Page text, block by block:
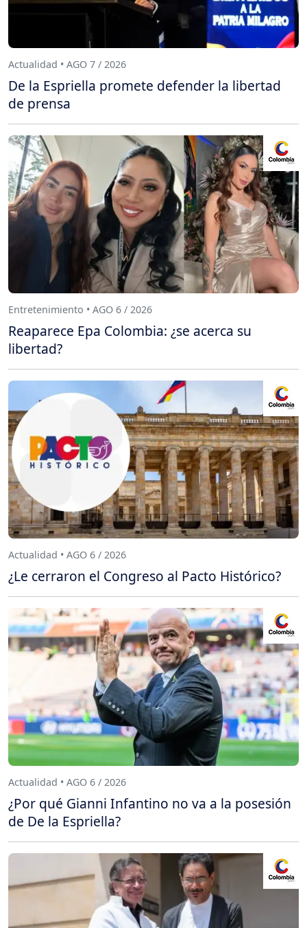
Actualidad • AGO 7 / 2026
De la Espriella promete defender la libertad
de prensa
Entretenimiento • AGO 6 / 2026
Reaparece Epa Colombia: ¿se acerca su
libertad?
Actualidad • AGO 6 / 2026
¿Le cerraron el Congreso al Pacto Histórico?
Actualidad • AGO 6 / 2026
¿Por qué Gianni Infantino no va a la posesión
de De la Espriella?